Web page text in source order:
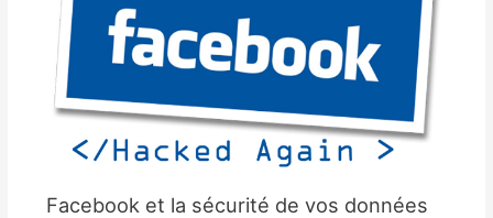
Facebook et la sécurité de vos données